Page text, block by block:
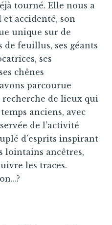
tourné. Elle nous a
accidenté, son
unique sur de
de feuillus, ses géants
ses
chênes
parcourue
de lieux qui
anciens, avec
de l’activité
d’esprits inspirant
lointains ancêtres,
les traces.